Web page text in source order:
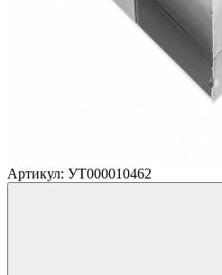
Артикул: УТ000010462